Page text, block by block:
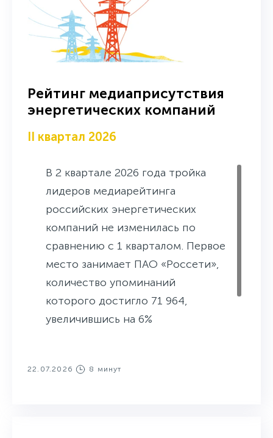
Рейтинг медиаприсутствия
энергетических компаний
II квартал 2026
В 2 квартале 2026 года тройка
лидеров медиарейтинга
российских энергетических
компаний не изменилась по
сравнению с 1 кварталом. Первое
место занимает ПАО «Россети»,
количество упоминаний
которого достигло 71 964,
увеличившись на 6%
22.07.2026 8 минут